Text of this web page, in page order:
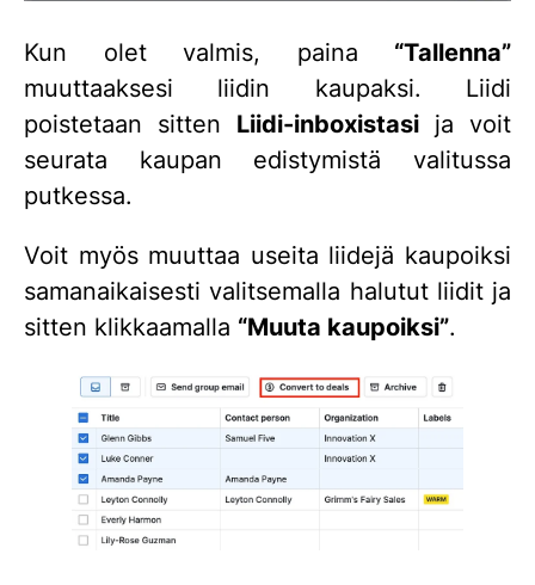
Kun olet valmis, paina “Tallenna”
muuttaaksesi liidin kaupaksi. Liidi
poistetaan sitten Liidi-inboxistasi ja voit
seurata kaupan edistymistä valitussa
putkessa.
Voit myös muuttaa useita liidejä kaupoiksi
samanaikaisesti valitsemalla halutut liidit ja
sitten klikkaamalla “Muuta kaupoiksi”.